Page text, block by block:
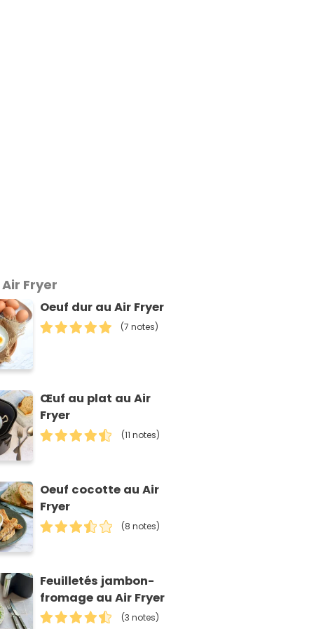
Fryer
Oeuf dur au Air Fryer
(7 notes)
Œuf au plat au Air
Fryer
(11 notes)
Oeuf cocotte au Air
Fryer
(8 notes)
Feuilletés jambon-
fromage au Air Fryer
(3 notes)